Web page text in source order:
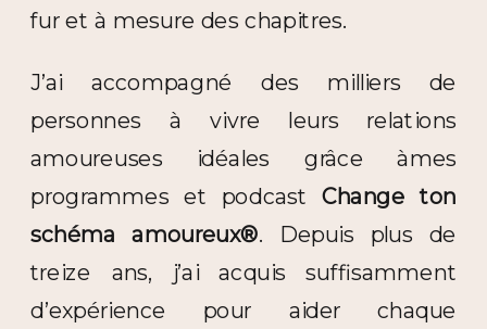
fur et à mesure des chapitres.
J’ai accompagné des milliers de
personnes à vivre leurs relations
amoureuses idéales grâce àmes
programmes et podcast Change ton
schéma amoureux®. Depuis plus de
treize ans, j’ai acquis suffisamment
d’expérience pour aider chaque